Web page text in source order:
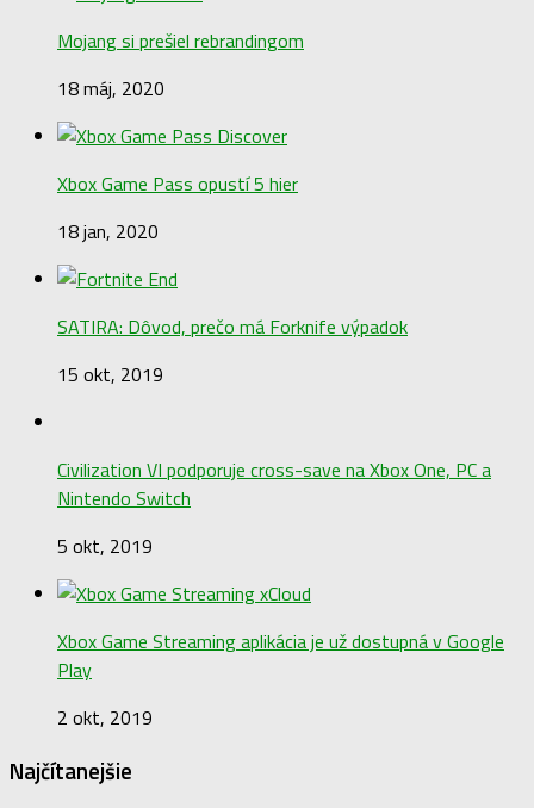
Mojang si prešiel rebrandingom
18 máj, 2020
Xbox Game Pass opustí 5 hier
18 jan, 2020
SATIRA: Dôvod, prečo má Forknife výpadok
15 okt, 2019
Civilization VI podporuje cross-save na Xbox One, PC a
Nintendo Switch
5 okt, 2019
Xbox Game Streaming aplikácia je už dostupná v Google
Play
2 okt, 2019
Najčítanejšie